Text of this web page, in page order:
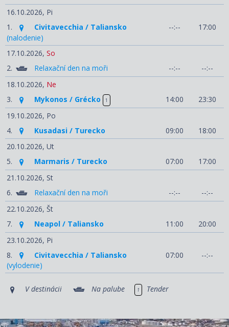
16.10.2026, Pi
1.
Civitavecchia / Taliansko
(nalodenie)
--:-- 17:00
17.10.2026, So
2.
Relaxační den na moři --:--
--:--
18.10.2026, Ne
3.
Mykonos / Grécko 1 14:00
23:30
19.10.2026, Po
4.
Kusadasi / Turecko 09:00
18:00
20.10.2026, Ut
5.
Marmaris / Turecko 07:00
17:00
21.10.2026, St
6.
Relaxační den na moři --:--
--:--
22.10.2026, Št
7.
Neapol / Taliansko 11:00
20:00
23.10.2026, Pi
8.
Civitavecchia / Taliansko
(vylodenie)
07:00 --:--
V destinácii Na palube 1 Tender